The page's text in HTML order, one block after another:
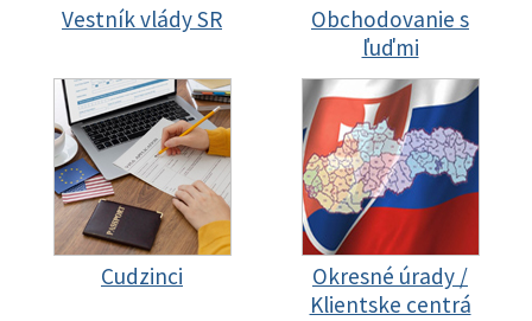
Vestník vlády SR
Obchodovanie s
ľuďmi
Cudzinci
Okresné úrady /
Klientske centrá